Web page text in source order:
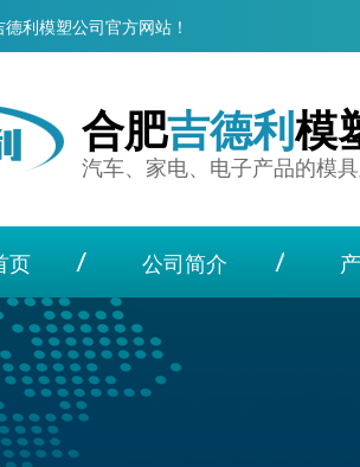
利模塑公司官方网站！
合肥吉德利模
汽车、家电、电子产品的模
页 公司简介